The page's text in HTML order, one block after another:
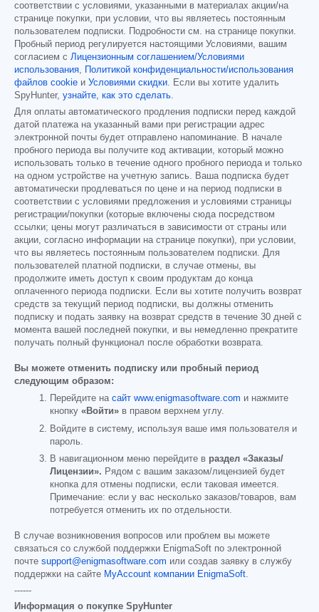
соответствии с условиями, указанными в материалах акции/на
странице покупки, при условии, что вы являетесь постоянным
пользователем подписки. Подробности см. на странице покупки.
Пробный период регулируется настоящими Условиями, вашим
согласием с Лицензионным соглашением/Условиями
использования,
Политикой конфиденциальности/использования
файлов cookie и Условиями скидки. Если вы хотите удалить
SpyHunter, узнайте, как это сделать.
Для оплаты автоматического продления подписки перед каждой
датой платежа на указанный вами при регистрации адрес
электронной почты будет отправлено напоминание. В начале
пробного периода вы получите код активации, который можно
использовать только в течение одного пробного периода и только
на одном устройстве на учетную запись. Ваша подписка будет
автоматически продлеваться по цене и на период подписки в
соответствии с условиями предложения и условиями страницы
регистрации/покупки (которые включены сюда посредством
ссылки; цены могут различаться в зависимости от страны или
акции, согласно информации на странице покупки), при условии,
что вы являетесь постоянным пользователем подписки. Для
пользователей платной подписки, в случае отмены, вы
продолжите иметь доступ к своим продуктам до конца
оплаченного периода подписки. Если вы хотите получить возврат
средств за текущий период подписки, вы должны отменить
подписку и подать заявку на возврат средств в течение 30 дней с
момента вашей последней покупки, и вы немедленно прекратите
получать полный функционал после обработки возврата.
Вы можете отменить подписку или пробный период
следующим образом:
Перейдите на сайт www.enigmasoftware.com и нажмите
кнопку «Войти» в правом верхнем углу.
Войдите в систему, используя ваше имя пользователя и
пароль.
В навигационном меню перейдите в раздел «Заказы/
Лицензии». Рядом с вашим заказом/лицензией будет
кнопка для отмены подписки, если таковая имеется.
Примечание: если у вас несколько заказов/товаров, вам
потребуется отменить их по отдельности.
В случае возникновения вопросов или проблем вы можете
связаться со службой поддержки EnigmaSoft по электронной
почте support@enigmasoftware.com или создав заявку в службу
поддержки на сайте MyAccount компании EnigmaSoft.
------
Информация о покупке SpyHunter